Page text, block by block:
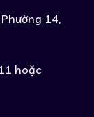
14,
hoặc